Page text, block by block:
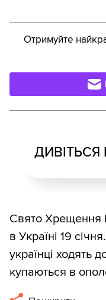
Отримуйте
ДИВІТЬСЯ
Свято Хрещення
в Україні 19
українці ходять
купаються в